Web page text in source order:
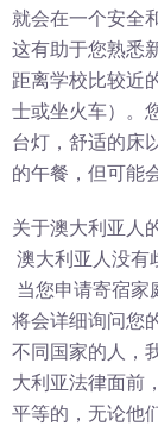
就会在一个安全
这有助于您熟悉
距离学校比较近
士或坐火车）。
台灯，舒适的床
的午餐，但可能
关于澳大利亚人
澳大利亚人没有
当您申请寄宿家
将会详细询问您
不同国家的人，
大利亚法律面前
平等的，无论他